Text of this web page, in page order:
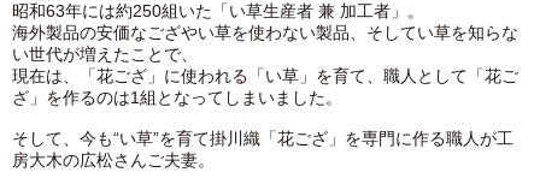
昭和63年には約250組いた「い草生産者 兼 加工者」。
海外製品の安価なござやい草を使わない製品、そしてい草を知らな
い世代が増えたことで、
現在は、「花ござ」に使われる「い草」を育て、職人として「花ご
ざ」を作るのは1組となってしまいました。
そして、今も“い草”を育て掛川織「花ござ」を専門に作る職人が工
房大木の広松さんご夫妻。